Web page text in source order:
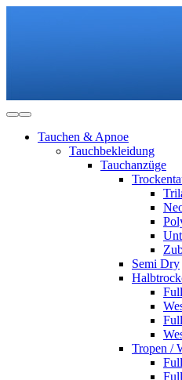
Tauchen & Apnoe
Tauchbekleidung
Tauchanzüge
Semi Dry
Tropen /